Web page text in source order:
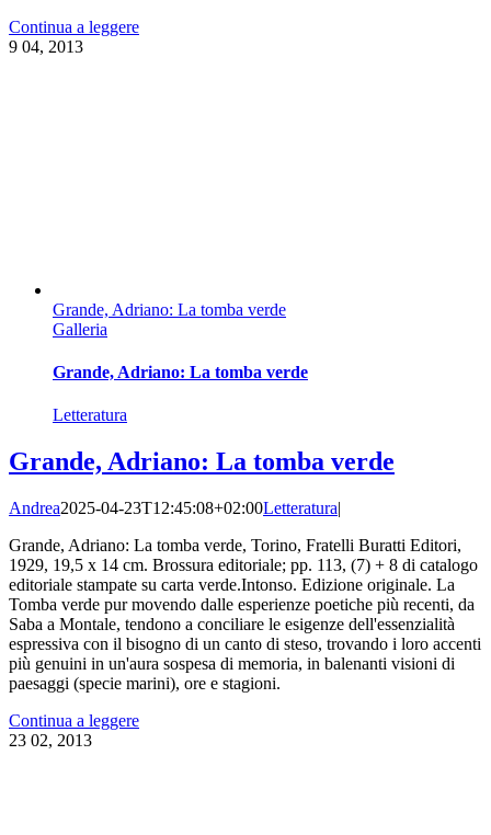
Continua a leggere
9 04, 2013
Grande, Adriano: La tomba verde
Galleria
Grande, Adriano: La tomba verde
Letteratura
Grande, Adriano: La tomba verde
Andrea2025-04-23T12:45:08+02:00Letteratura|
Grande, Adriano: La tomba verde, Torino, Fratelli Buratti Editori,
1929, 19,5 x 14 cm. Brossura editoriale; pp. 113, (7) + 8 di catalogo
editoriale stampate su carta verde.Intonso. Edizione originale. La
Tomba verde pur movendo dalle esperienze poetiche più recenti, da
Saba a Montale, tendono a conciliare le esigenze dell'essenzialità
espressiva con il bisogno di un canto di steso, trovando i loro accenti
più genuini in un'aura sospesa di memoria, in balenanti visioni di
paesaggi (specie marini), ore e stagioni.
Continua a leggere
23 02, 2013